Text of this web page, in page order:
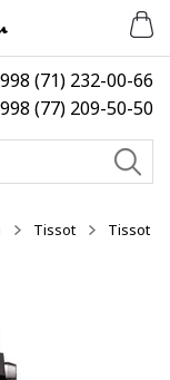
(71) 232-00-66
(77) 209-50-50
Tissot
Tissot